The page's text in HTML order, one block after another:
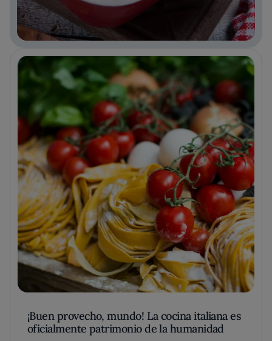
¡Buen provecho, mundo! La cocina italiana es
oficialmente patrimonio de la humanidad